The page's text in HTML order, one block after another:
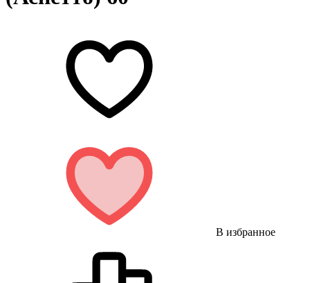
В избранное